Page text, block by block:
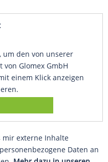
um den von unserer
Glomex GmbH
einem Klick anzeigen
mir externe Inhalte
Daten an